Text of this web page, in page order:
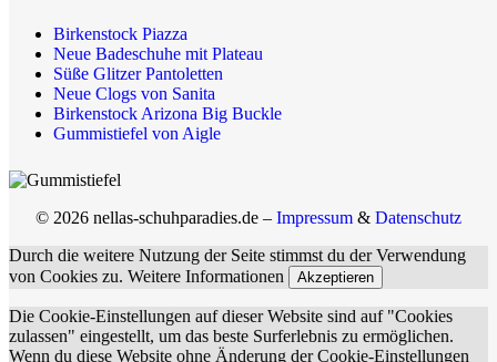
Birkenstock Piazza
Neue Badeschuhe mit Plateau
Süße Glitzer Pantoletten
Neue Clogs von Sanita
Birkenstock Arizona Big Buckle
Gummistiefel von Aigle
© 2026 nellas-schuhparadies.de – Impressum & Datenschutz
Durch die weitere Nutzung der Seite stimmst du der Verwendung
von Cookies zu. Weitere Informationen Akzeptieren
Die Cookie-Einstellungen auf dieser Website sind auf "Cookies
zulassen" eingestellt, um das beste Surferlebnis zu ermöglichen.
Wenn du diese Website ohne Änderung der Cookie-Einstellungen